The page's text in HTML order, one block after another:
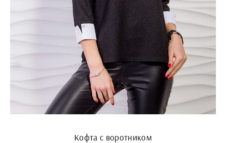
Кофта с воротником